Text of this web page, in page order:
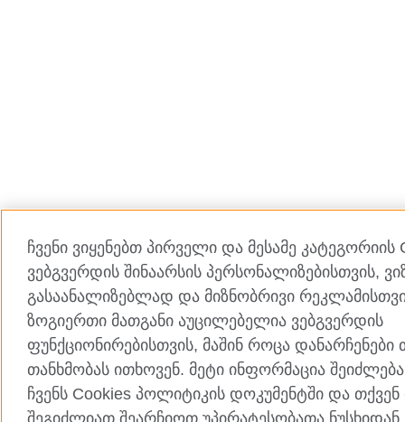
ჩვენი ვიყენებთ პირველი და მესამე კატეგორიის
ვებგვერდის შინაარსის პერსონალიზებისთვის,
გასაანალიზებლად და მიზნობრივი
ზოგიერთი მათგანი აუცილებელია ვებგვერდის
ფუნქციონირებისთვის, მაშინ როცა დანარჩენები
თანხმობას ითხოვენ. მეტი ინფორმაცია
ჩვენს Cookies პოლიტიკის დოკუმენტში და
შეგიძლიათ შეარჩიოთ უპირატესობათა ნუსხიდან.